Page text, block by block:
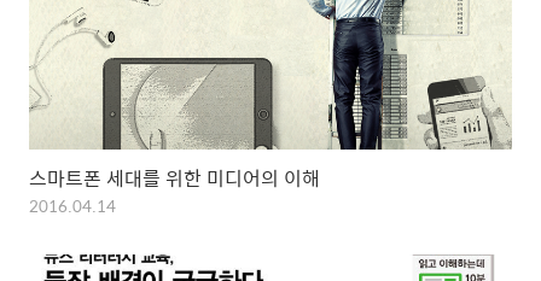
스마트폰 세대를 위한 미디어의 이해
2016.04.14